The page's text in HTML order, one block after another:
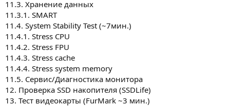
11.3. Хранение данных
11.3.1. SMART
11.4. System Stability Test (~7мин.)
11.4.1. Stress CPU
11.4.2. Stress FPU
11.4.3. Stress cache
11.4.4. Stress system memory
11.5. Сервис/Диагностика монитора
12. Проверка SSD накопителя (SSDLife)
13. Тест видеокарты (FurMark ~3 мин.)